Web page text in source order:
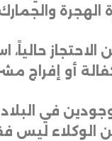
الهجرة
شخص رهن
أو إفراج
في
ليس